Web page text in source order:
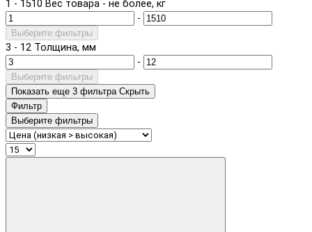
1 - 1510 Вес товара - не более, кг
-
Выберите фильтры
3 - 12 Толщина, мм
-
Выберите фильтры
Показать еще 3 фильтра Скрыть
Фильтр
Выберите фильтры